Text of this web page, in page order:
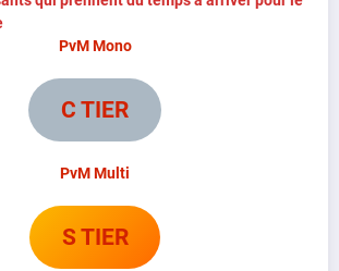
PvM Mono
C TIER
PvM Multi
S TIER